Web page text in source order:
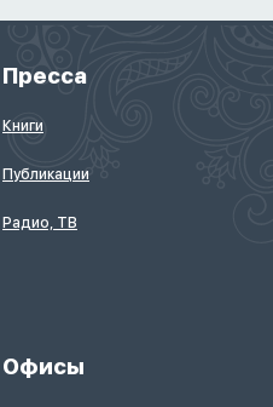
Пресса
Книги
Публикации
Радио, ТВ
Офисы